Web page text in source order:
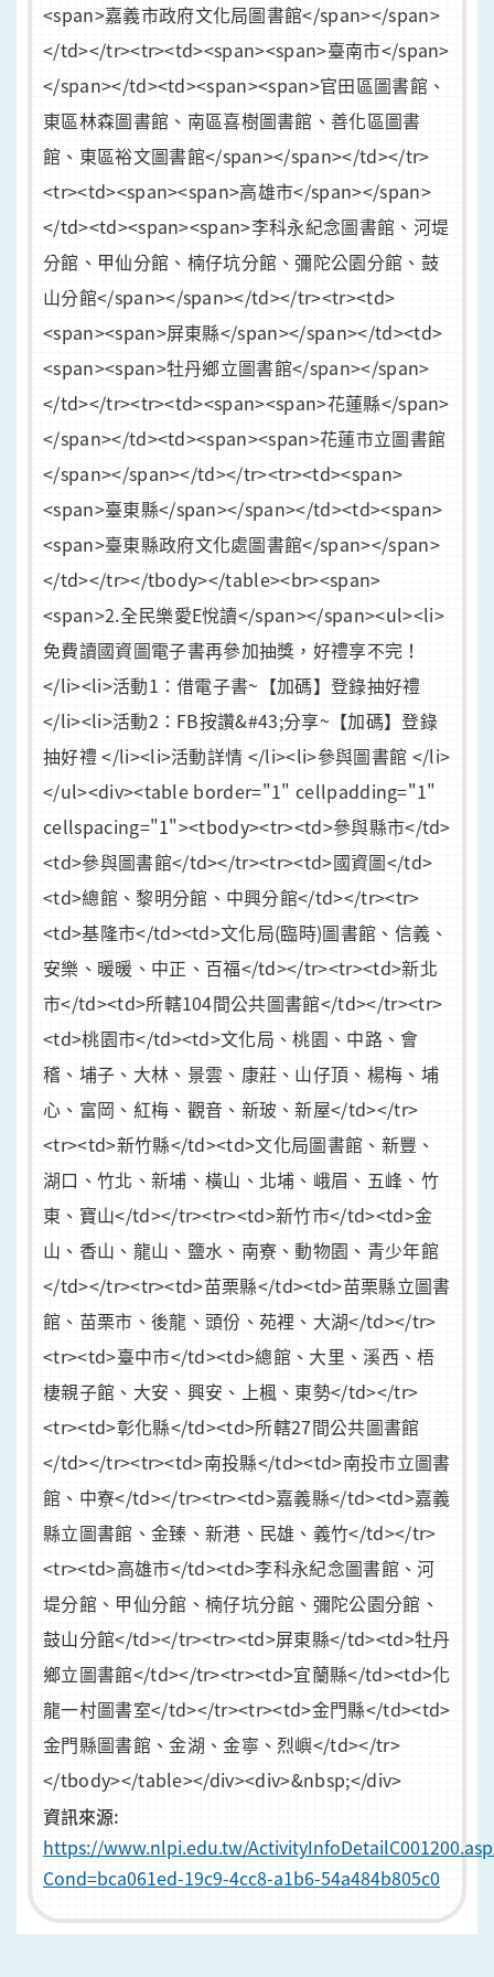
<span>嘉義市政府文化局圖書館</span></span>
</td></tr><tr><td><span><span>臺南市</span>
</span></td><td><span><span>官田區圖書館、
東區林森圖書館、南區喜樹圖書館、善化區圖書
館、東區裕文圖書館</span></span></td></tr>
<tr><td><span><span>高雄市</span></span>
</td><td><span><span>李科永紀念圖書館、河堤
分館、甲仙分館、楠仔坑分館、彌陀公園分館、鼓
山分館</span></span></td></tr><tr><td>
<span><span>屏東縣</span></span></td><td>
<span><span>牡丹鄉立圖書館</span></span>
</td></tr><tr><td><span><span>花蓮縣</span>
</span></td><td><span><span>花蓮市立圖書館
</span></span></td></tr><tr><td><span>
<span>臺東縣</span></span></td><td><span>
<span>臺東縣政府文化處圖書館</span></span>
</td></tr></tbody></table><br><span>
<span>2.全民樂愛E悅讀</span></span><ul><li>
免費讀國資圖電子書再參加抽獎，好禮享不完！
</li><li>活動1：借電子書~【加碼】登錄抽好禮
</li><li>活動2：FB按讚&#43;分享~【加碼】登錄
抽好禮 </li><li>活動詳情 </li><li>參與圖書館 </li>
</ul><div><table border="1" cellpadding="1"
cellspacing="1"><tbody><tr><td>參與縣市</td>
<td>參與圖書館</td></tr><tr><td>國資圖</td>
<td>總館、黎明分館、中興分館</td></tr><tr>
<td>基隆市</td><td>文化局(臨時)圖書館、信義、
安樂、暖暖、中正、百福</td></tr><tr><td>新北
市</td><td>所轄104間公共圖書館</td></tr><tr>
<td>桃園市</td><td>文化局、桃園、中路、會
稽、埔子、大林、景雲、康莊、山仔頂、楊梅、埔
心、富岡、紅梅、觀音、新玻、新屋</td></tr>
<tr><td>新竹縣</td><td>文化局圖書館、新豐、
湖口、竹北、新埔、橫山、北埔、峨眉、五峰、竹
東、寶山</td></tr><tr><td>新竹市</td><td>金
山、香山、龍山、鹽水、南寮、動物園、青少年館
</td></tr><tr><td>苗栗縣</td><td>苗栗縣立圖書
館、苗栗市、後龍、頭份、苑裡、大湖</td></tr>
<tr><td>臺中市</td><td>總館、大里、溪西、梧
棲親子館、大安、興安、上楓、東勢</td></tr>
<tr><td>彰化縣</td><td>所轄27間公共圖書館
</td></tr><tr><td>南投縣</td><td>南投市立圖書
館、中寮</td></tr><tr><td>嘉義縣</td><td>嘉義
縣立圖書館、金臻、新港、民雄、義竹</td></tr>
<tr><td>高雄市</td><td>李科永紀念圖書館、河
堤分館、甲仙分館、楠仔坑分館、彌陀公園分館、
鼓山分館</td></tr><tr><td>屏東縣</td><td>牡丹
鄉立圖書館</td></tr><tr><td>宜蘭縣</td><td>化
龍一村圖書室</td></tr><tr><td>金門縣</td><td>
金門縣圖書館、金湖、金寧、烈嶼</td></tr>
</tbody></table></div><div>&nbsp;</div>
資訊來源:
https://www.nlpi.edu.tw/
Cond=bca061ed-19c9-4cc8-a1b6-54a484b805c0